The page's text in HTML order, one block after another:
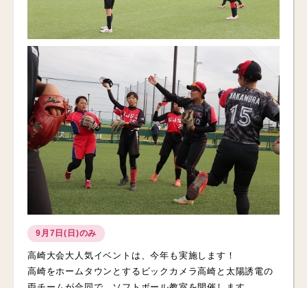
9月7日(日)のみ
高崎大会大人気イベントは、今年も実施します！
高崎をホームタウンとするビックカメラ高崎と太陽誘電の